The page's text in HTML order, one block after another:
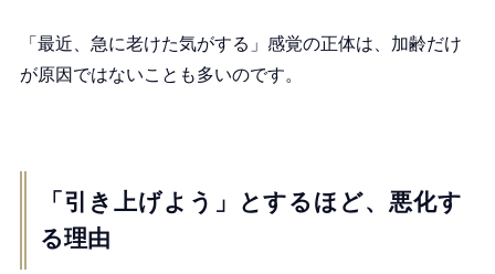
「最近、急に老けた気がする」感覚の正体は、加齢だけ
が原因ではないことも多いのです。
「引き上げよう」とするほど、悪化す
る理由